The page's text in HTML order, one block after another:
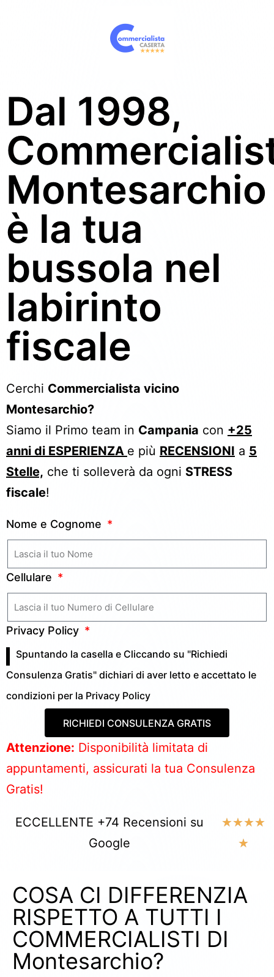
Dal 1998,
Montesarchio
è la tua
bussola nel
labirinto
fiscale
Cerchi Commercialista vicino
Montesarchio?
Siamo il Primo team in Campania con +25
anni di ESPERIENZA e più RECENSIONI a 5
Stelle, che ti solleverà da ogni STRESS
fiscale!
Nome e Cognome
Cellulare
Privacy Policy
Spuntando la casella e Cliccando su "Richiedi
Consulenza Gratis" dichiari di aver letto e accettato le
condizioni per la Privacy Policy
RICHIEDI CONSULENZA GRATIS
Attenzione: Disponibilità limitata di
appuntamenti, assicurati la tua Consulenza
Gratis!
ECCELLENTE +74 Recensioni su
Google
★★★★
★
COSA CI DIFFERENZIA
RISPETTO A TUTTI I
COMMERCIALISTI DI
Montesarchio?